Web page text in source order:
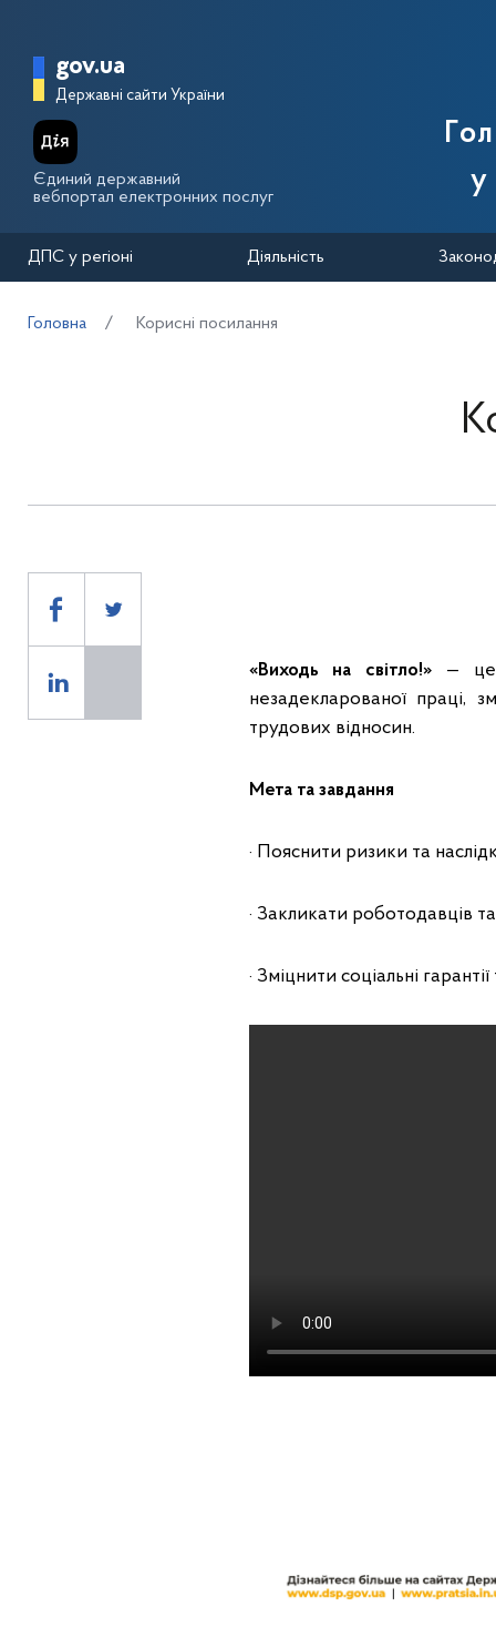
Головна сторінка Державної
gov.ua
Державні сайти України
Єдиний державний
вебпортал електронних послуг
у
ДПС у регіоні Діяльність
Головна Корисні посилання
«Виходь на світло!» — це
незадекларованої праці,
трудових відносин.
Мета та завдання
· Пояснити ризики та
· Закликати роботодавців
· Зміцнити соціальні